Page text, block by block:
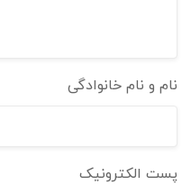
نام و نام خانوادگی
پست الکترونیک